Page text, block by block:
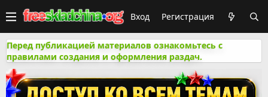
Вход Регистрация
Перед публикацией материалов ознакомьтесь с
правилами создания и оформления раздач.